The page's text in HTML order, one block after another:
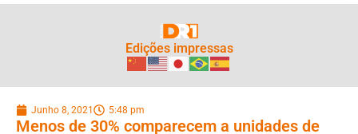
Edições impressas
Junho 8, 2021 5:48 pm
Menos de 30% comparecem a unidades de